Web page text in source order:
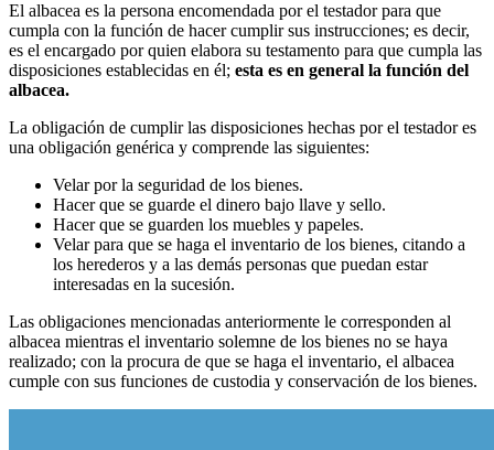
El albacea es la persona encomendada por el testador para que
cumpla con la función de hacer cumplir sus instrucciones; es decir,
es el encargado por quien elabora su testamento para que cumpla las
disposiciones establecidas en él; esta es en general la función del
albacea.
La obligación de cumplir las disposiciones hechas por el testador es
una obligación genérica y comprende las siguientes:
Velar por la seguridad de los bienes.
Hacer que se guarde el dinero bajo llave y sello.
Hacer que se guarden los muebles y papeles.
Velar para que se haga el inventario de los bienes, citando a
los herederos y a las demás personas que puedan estar
interesadas en la sucesión.
Las obligaciones mencionadas anteriormente le corresponden al
albacea mientras el inventario solemne de los bienes no se haya
realizado; con la procura de que se haga el inventario, el albacea
cumple con sus funciones de custodia y conservación de los bienes.